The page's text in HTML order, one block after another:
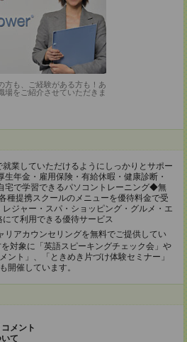
方も、ご経験がある方も！あ
場をご紹介させていただきま
業していただけるようにしっかりとサポー
年金・雇用保険・有給休暇・健康診断・
宅で学習できるパソコントレーニング◆無
提携スクールのメニューを優待料金で受
ジャー・スパ・ショッピング・グルメ・エ
て利用できる優待サービス
リアカウンセリングを無料でご提供してい
対象に「英語スピーキングチェック会」や
ント」、「ときめき片づけ体験セミナー」
開催しています。
メント
て